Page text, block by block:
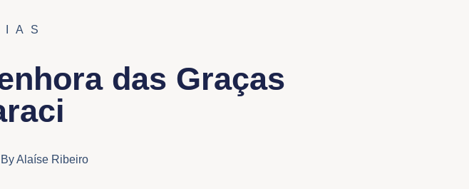
das Graças
ByAlaíse Ribeiro